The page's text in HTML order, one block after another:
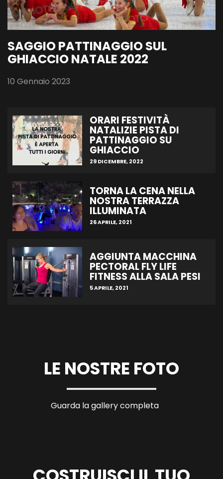
SAGGIO PATTINAGGIO SUL
GHIACCIO NATALE 2022
10 Gennaio 2023
ORARI FESTIVITÀ
NATALIZIE PISTA DI
PATTINAGGIO SU
GHIACCIO
29 DICEMBRE, 2022
TORNA LA CENA NELLA
NOSTRA TERRAZZA
ILLUMINATA
26 APRILE, 2021
AGGIUNTA MACCHINA
PECTORAL FLY LIFE
FITNESS ALLA SALA PESI
5 APRILE, 2021
LE NOSTRE FOTO
Guarda la gallery completa